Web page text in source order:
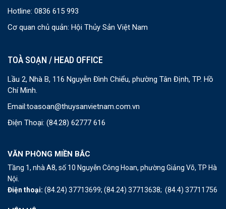
Hotline: 0836 615 993
Cơ quan chủ quản: Hội Thủy Sản Việt Nam
TOÀ SOẠN / HEAD OFFICE
Lầu 2, Nhà B, 116 Nguyễn Đình Chiểu, phường Tân Định, TP. Hồ
Chí Minh.
Email:toasoan@thuysanvietnam.com.vn
Điện Thoại: (84.28) 62777 616
VĂN PHÒNG MIỀN BẮC
Tầng 1, nhà A8, số 10 Nguyễn Công Hoan, phường Giảng Võ, TP Hà
Nội.
Điện thoại: (84.24) 37713699; (84.24) 37713638; (84.4) 37711756